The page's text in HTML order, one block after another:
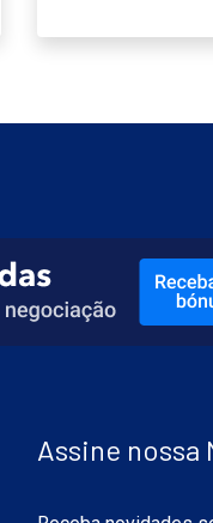
Assine